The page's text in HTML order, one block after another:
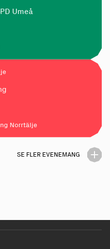
Umeå
Norrtälje
SE FLER EVENEMANG